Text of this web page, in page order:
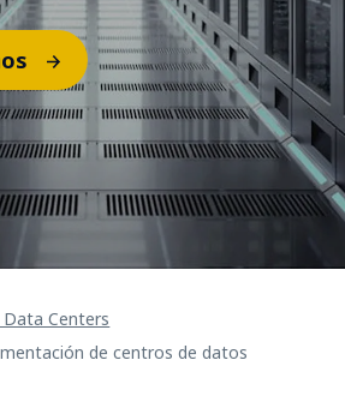
Data Centers
de centros de datos